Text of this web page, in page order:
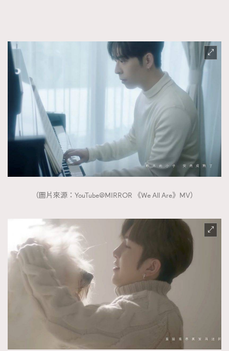
（圖片來源：YouTube@MIRROR 《We All Are》MV）